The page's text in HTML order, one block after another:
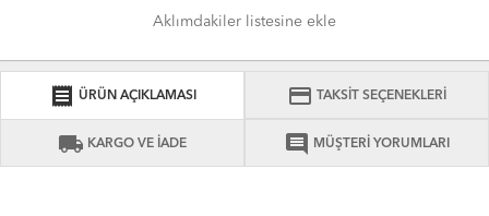
Aklımdakiler listesine ekle
receipt ÜRÜN AÇIKLAMASI credit_card TAKSİT SEÇENEKLERİ
local_shipping KARGO VE İADE comment MÜŞTERİ YORUMLARI